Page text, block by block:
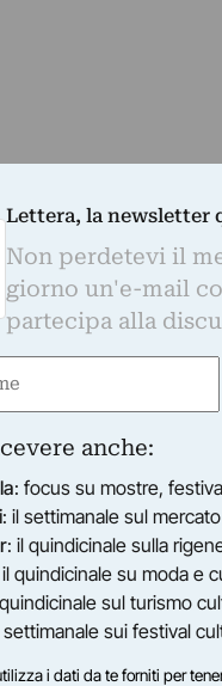
Lettera, la newsletter
Non perdetevi il
giorno un'e-mail
partecipa alla
anche:
: focus su mostre,
: il settimanale sul
: il quindicinale sulla
il quindicinale su moda e
sul turismo
settimanale sui festival
i dati da te forniti per